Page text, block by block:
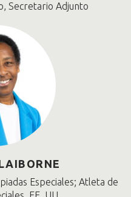
Secretario Adjunto
Especiales; Atleta de